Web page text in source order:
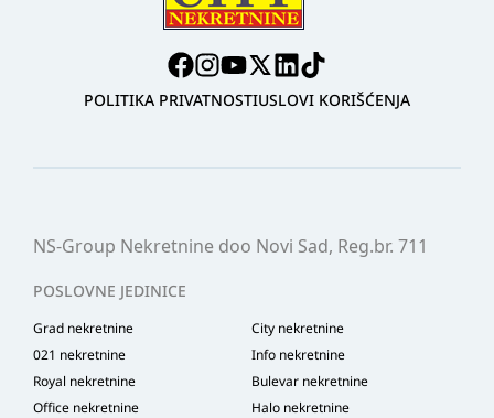
POLITIKA PRIVATNOSTIUSLOVI KORIŠĆENJA
NS-Group Nekretnine doo Novi Sad, Reg.br. 711
POSLOVNE JEDINICE
Grad nekretnine
City nekretnine
021 nekretnine
Info nekretnine
Royal nekretnine
Bulevar nekretnine
Office nekretnine
Halo nekretnine